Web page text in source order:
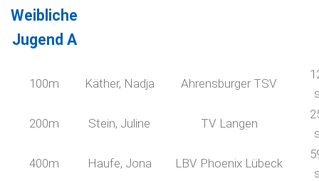
Weibliche
Jugend A
100m Käther, Nadja Ahrensburger TSV
200m Stein, Juline TV Langen
400m Haufe, Jona LBV Phoenix Lübeck